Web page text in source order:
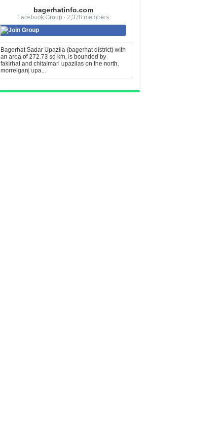
bagerhatinfo.com
Facebook Group · 2,378 members
Join Group
Bagerhat Sadar Upazila (bagerhat district) with
an area of 272.73 sq km, is bounded by
fakirhat and chitalmari upazilas on the north,
morrelganj upa...